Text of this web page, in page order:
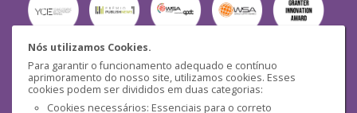
Nós utilizamos Cookies.
Para garantir o funcionamento adequado e contínuo
aprimoramento do nosso site, utilizamos cookies. Esses
cookies podem ser divididos em duas categorias:
Cookies necessários: Essenciais para o correto
Segurança